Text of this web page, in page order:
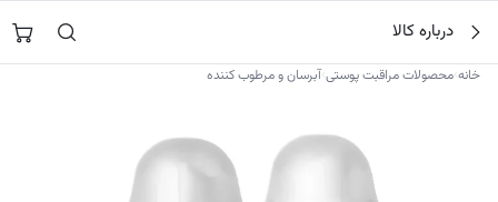
محتوا
جستجو در
درباره کالا
خانه›محصولات مراقبت پوستی›آبرسان و مرطوب کننده